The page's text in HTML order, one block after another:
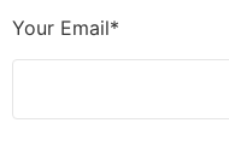
Your Email*